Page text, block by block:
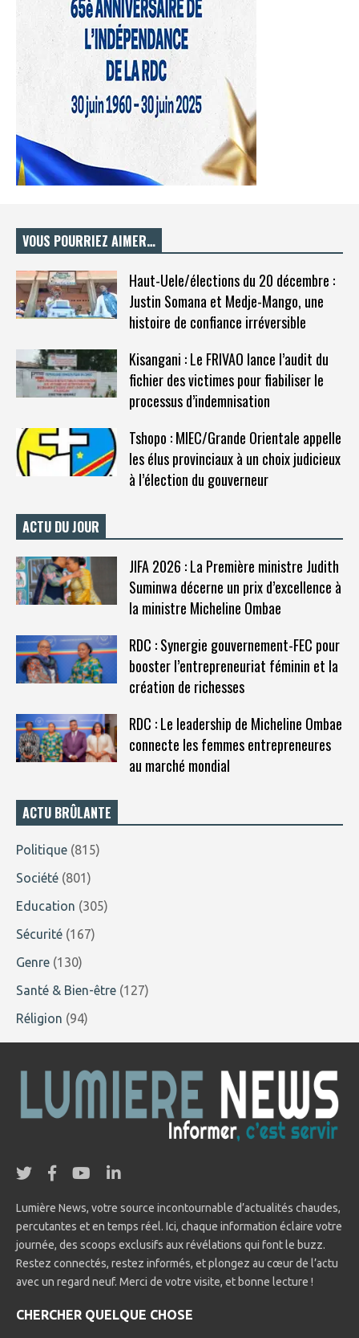
VOUS POURRIEZ AIMER…
Haut-Uele/élections du 20 décembre :
Justin Somana et Medje-Mango, une
histoire de confiance irréversible
Kisangani : Le FRIVAO lance l’audit du
fichier des victimes pour fiabiliser le
processus d’indemnisation
Tshopo : MIEC/Grande Orientale appelle
les élus provinciaux à un choix judicieux
à l’élection du gouverneur
ACTU DU JOUR
JIFA 2026 : La Première ministre Judith
Suminwa décerne un prix d’excellence à
la ministre Micheline Ombae
RDC : Synergie gouvernement-FEC pour
booster l’entrepreneuriat féminin et la
création de richesses
RDC : Le leadership de Micheline Ombae
connecte les femmes entrepreneures
au marché mondial
ACTU BRÛLANTE
Politique (815)
Société (801)
Education (305)
Sécurité (167)
Genre (130)
Santé & Bien-être (127)
Réligion (94)
Lumière News, votre source incontournable d’actualités chaudes,
percutantes et en temps réel. Ici, chaque information éclaire votre
journée, des scoops exclusifs aux révélations qui font le buzz.
Restez connectés, restez informés, et plongez au cœur de l’actu
avec un regard neuf. Merci de votre visite, et bonne lecture !
CHERCHER QUELQUE CHOSE